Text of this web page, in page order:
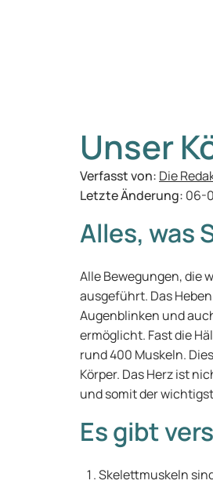
Unser
Verfasst von: Die
Letzte Änderung: 06-
Alles, was
Alle Bewegungen, die
ausgeführt. Das
Augenblinken und
ermöglicht. Fast die
rund 400 Muskeln.
Körper. Das Herz ist
und somit der
Es gibt
Skelettmuskeln